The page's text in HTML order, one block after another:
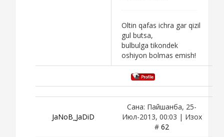
Oltin qafas ichra gar qizil
gul butsa,
bulbulga tikondek
oshiyon bolmas emish!
JaNoB_JaDiD
Сана: Пайшанба, 25-
Июл-2013, 00:03 | Изох
# 62